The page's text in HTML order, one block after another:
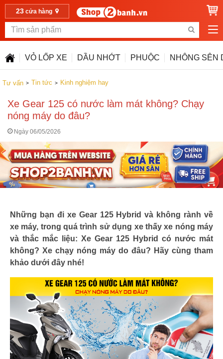
23cửa hàng
VỎ LỐP XE DẦU NHỚT PHUỘC NHÔNG SÊN
Tư vấn Tin tức Kinh nghiệm hay
Xe Gear 125 có nước làm mát không? Chạy
nóng máy do đâu?
Ngày 06/05/2026
Những bạn đi xe Gear 125 Hybrid và không rành về
xe máy, trong quá trình sử dụng xe thấy xe nóng máy
và thắc mắc liệu: Xe Gear 125 Hybrid có nước mát
không? Xe chạy nóng máy do đâu? Hãy cùng tham
khảo dưới đây nhé!